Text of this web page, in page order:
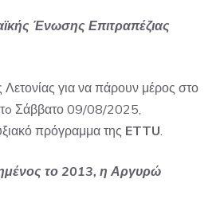
Ένωσης Επιτραπέζιας
για να πάρουν μέρος στο
τo Σάββατο 09/08/2025,
πρόγραμμα της ETTU.
το 2013, η Αργυρώ